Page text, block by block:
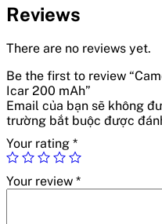
Reviews
There are no reviews yet.
Be the first to review
Icar 200 mAh”
Email của bạn sẽ không
trường bắt buộc được
Your rating *
Your review *